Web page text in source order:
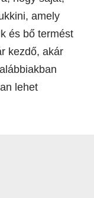
amely
és bő termést
kezdő, akár
lehet